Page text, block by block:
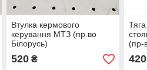
Втулка кермового
керування МТЗ (пр.во
Білорусь)
520₴
(пр-
420